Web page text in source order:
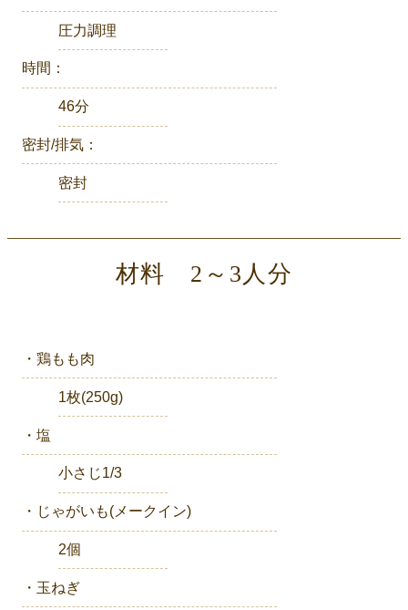
圧力調理
時間：
46分
密封/排気：
密封
材料 2～3人分
・鶏もも肉
1枚(250g)
・塩
小さじ1/3
・じゃがいも(メークイン)
2個
・玉ねぎ